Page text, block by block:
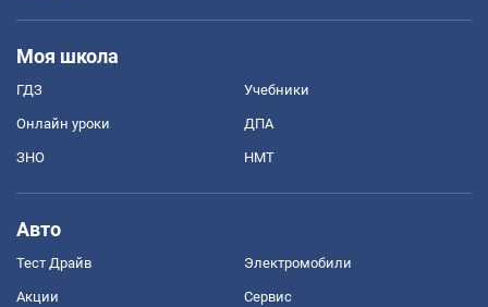
Моя школа
ГДЗ Учебники
Онлайн уроки ДПА
ЗНО НМТ
Авто
Тест Драйв Электромобили
Акции Сервис